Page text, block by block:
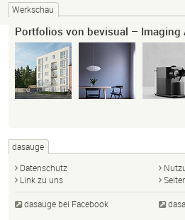
Werkschau
Portfolios von bevisual – Imaging
dasauge
Datenschutz
Link zu uns
dasauge bei Facebook